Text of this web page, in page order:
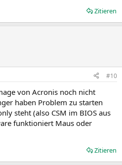
Zitieren
#10
von Acronis noch nicht
haben Problem zu starten
steht (also CSM im BIOS aus
funktioniert Maus oder
Zitieren